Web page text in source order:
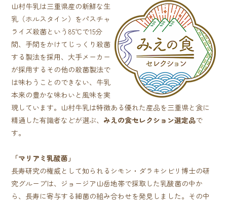
山村牛乳は三重県産の新鮮な生
乳（ホルスタイン）をパスチャ
ライズ殺菌という85℃で15分
間、手間をかけてじっくり殺菌
する製法を採用、大手メーカー
が採用するその他の殺菌製法で
は味わうことのできない、牛乳
本来の豊かな味わいと風味を実
現しています。山村牛乳は特徴ある優れた産品を三重県と食に
精通した有識者などが選ぶ、 みえの食セレクション選定品で
す。
「マリアミ乳酸菌」
長寿研究の権威として知られるシモン・ダラキシビリ博士の研
究グループは、ジョージア山岳地帯で採取した乳酸菌の中か
ら、長寿に寄与する細菌の組み合わせを発見しました。その中